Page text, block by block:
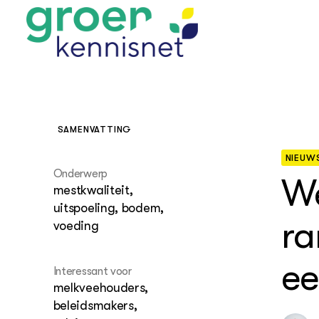
Beroepspraktijk
Hippisch
Onderwijs,
Onderzoek &
Advies
Praktijk
SAMENVATTING
Onderwerp
mestkwaliteit,
uitspoeling, bodem,
voeding
Interessant voor
melkveehouders,
beleidsmakers,